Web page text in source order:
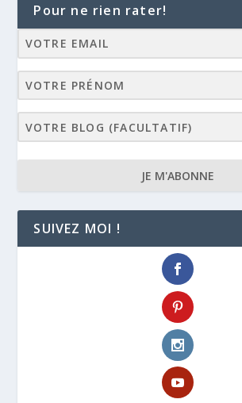
Pour ne rien rater!
JE M'ABONNE
SUIVEZ MOI !